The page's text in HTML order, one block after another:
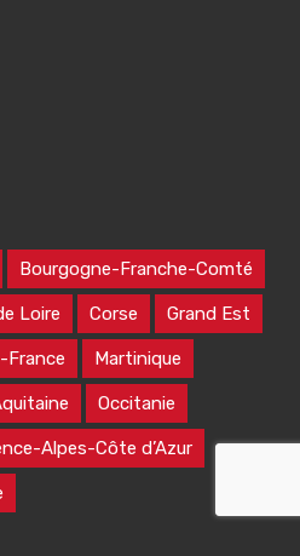
Bourgogne-Franche-Comté
Loire Corse Grand Est
France Martinique
Occitanie
Alpes-Côte d’Azur